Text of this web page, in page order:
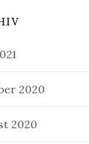
2020
2020